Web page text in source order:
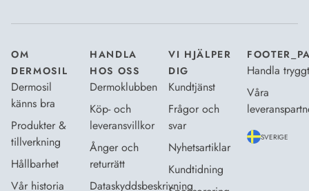
OM
DERMOSIL
Dermosil
känns bra
Produkter &
tillverkning
Hållbarhet
Vår historia
HANDLA
HOS OSS
Dermoklubben
Köp- och
leveransvillkor
Ånger och
returrätt
Dataskyddsbeskrivning
VI HJÄLPER
DIG
Kundtjänst
Frågor och
svar
Nyhetsartiklar
Kundtidning
Handla tryggt
Våra
SVERIGE